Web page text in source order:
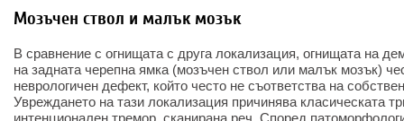
Мозъчен ствол и малък мозък
В сравнение с огнищата с друга локализация, огнищата на
на задната черепна ямка (мозъчен ствол или малък мозък)
неврологичен дефект, който често не съответства на
Увреждането на тази локализация причинява класическата
интенционален тремор, сканирана реч. Според